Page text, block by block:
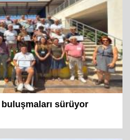
sürüyor